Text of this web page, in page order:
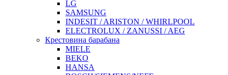
LG
SAMSUNG
INDESIT / ARISTON / WHIRLPOOL
ELECTROLUX / ZANUSSI / AEG
Крестовина барабана
MIELE
BEKO
HANSA